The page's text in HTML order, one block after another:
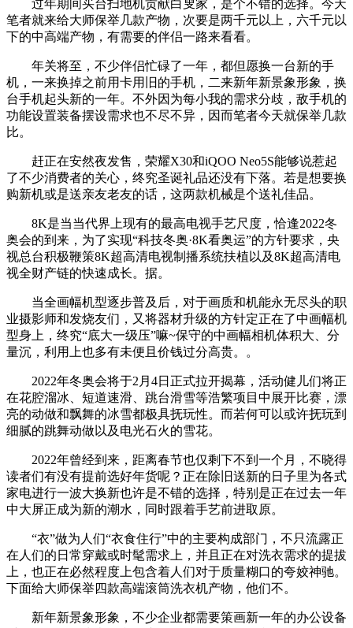
过年期间买台扫地机贡献白叟家，是个不错的选择。今天
笔者就来给大师保举几款产物，次要是两千元以上，六千元以
下的中高端产物，有需要的伴侣一路来看看。
年关将至，不少伴侣忙碌了一年，都但愿换一台新的手
机，一来换掉之前用卡用旧的手机，二来新年新景象形象，换
台手机起头新的一年。不外因为每小我的需求分歧，敌手机的
功能设置装备摆设需求也不尽不异，因而笔者今天就保举几款
比。
赶正在安然夜发售，荣耀X30和iQOO Neo5S能够说惹起
了不少消费者的关心，终究圣诞礼品还没有下落。若是想要换
购新机或是送亲友老友的话，这两款机械是个送礼佳品。
8K是当当代界上现有的最高电视手艺尺度，恰逢2022冬
奥会的到来，为了实现“科技冬奥·8K看奥运”的方针要求，央
视总台积极鞭策8K超高清电视制播系统扶植以及8K超高清电
视全财产链的快速成长。据。
当全画幅机型逐步普及后，对于画质和机能永无尽头的职
业摄影师和发烧友们，又将器材升级的方针定正在了中画幅机
型身上，终究“底大一级压”嘛~保守的中画幅相机体积大、分
量沉，利用上也多有未便且价钱过分高贵。。
2022年冬奥会将于2月4日正式拉开揭幕，活动健儿们将正
在花腔溜冰、短道速滑、跳台滑雪等浩繁项目中展开比赛，漂
亮的动做和飘舞的冰雪都极具抚玩性。而若何可以或许抚玩到
细腻的跳舞动做以及电光石火的雪花。
2022年曾经到来，距离春节也仅剩下不到一个月，不晓得
读者们有没有提前选好年货呢？正在除旧送新的日子里为各式
家电进行一波大换新也许是不错的选择，特别是正在过去一年
中大屏正成为新的潮水，同时跟着手艺前进取原。
“衣”做为人们“衣食住行”中的主要构成部门，不只流露正
在人们的日常穿戴或时髦需求上，并且正在对洗衣需求的提拔
上，也正在必然程度上包含着人们对于质量糊口的夸姣神驰。
下面给大师保举四款高端滚筒洗衣机产物，他们不。
新年新景象形象，不少企业都需要策画新一年的办公设备